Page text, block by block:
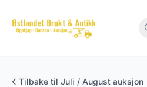
Tilbake til Juli / August auksjon